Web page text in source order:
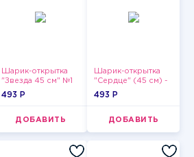
Шарик-открытка
"Звезда 45 см" №1
493 P
ДОБАВИТЬ
Шарик-открытка
"Сердце" (45 см) -
2
493 P
ДОБАВИТЬ